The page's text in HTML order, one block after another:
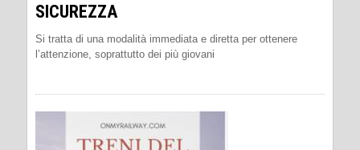
SICUREZZA
Si tratta di una modalità immediata e diretta per ottenere
l’attenzione, soprattutto dei più giovani